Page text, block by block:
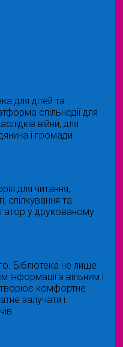
для дітей та
спільнодії для
війни, для
і громади
для читання,
спілкування та
у друкованому
Бібліотека не лише
з вільним і
комфортне
залучати і